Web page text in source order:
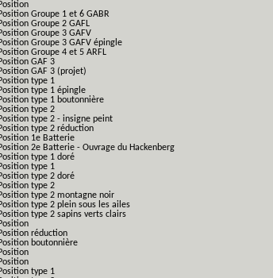
Groupe 1 et 6 GABR
Groupe 2 GAFL
Groupe 3 GAFV
Groupe 3 GAFV épingle
Groupe 4 et 5 ARFL
GAF 3
GAF 3 (projet)
type 1
type 1 épingle
type 1 boutonnière
type 2
type 2 - insigne peint
type 2 réduction
1e Batterie
2e Batterie - Ouvrage du Hackenberg
type 1 doré
type 1
type 2 doré
type 2
type 2 montagne noir
type 2 plein sous les ailes
type 2 sapins verts clairs
réduction
boutonnière
type 1